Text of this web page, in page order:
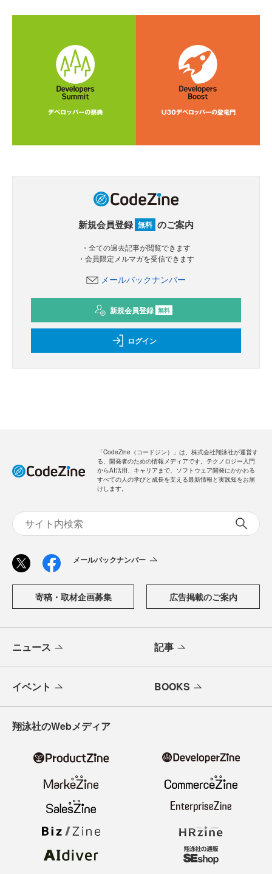
新規会員登録 無料 のご案内
・全ての過去記事が閲覧できます
・会員限定メルマガを受信できます
メールバックナンバー
新規会員登録 無料
ログイン
「CodeZine（コードジン）」は、株式会社翔泳社が運営す
る、開発者のための情報メディアです。テクノロジー入門
からAI活用、キャリアまで、ソフトウェア開発にかかわる
すべての人の学びと成長を支える最新情報と実践知をお届
けします。
メールバックナンバー
寄稿・取材企画募集 広告掲載のご案内
ニュース 記事
イベント BOOKS
翔泳社のWebメディア